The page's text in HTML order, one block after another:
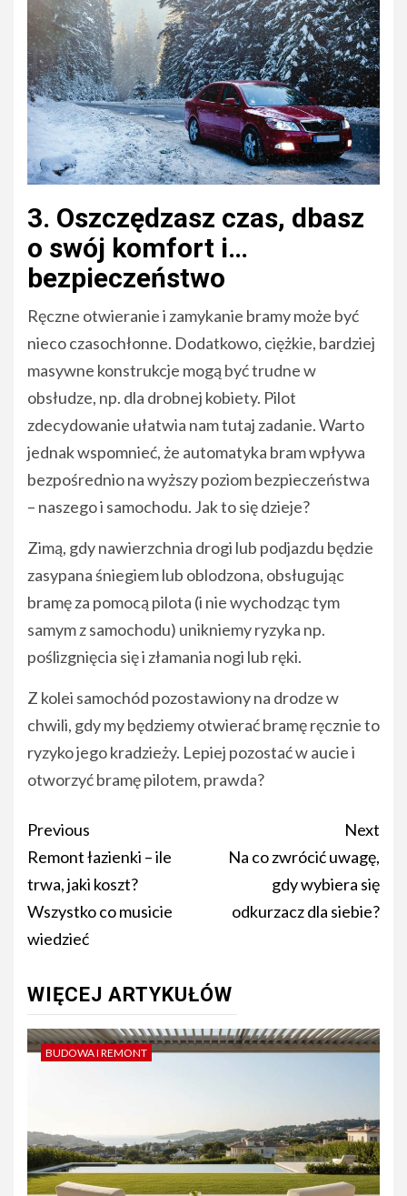
3. Oszczędzasz czas, dbasz
o swój komfort i…
bezpieczeństwo
Ręczne otwieranie i zamykanie bramy może być
nieco czasochłonne. Dodatkowo, ciężkie, bardziej
masywne konstrukcje mogą być trudne w
obsłudze, np. dla drobnej kobiety. Pilot
zdecydowanie ułatwia nam tutaj zadanie. Warto
jednak wspomnieć, że automatyka bram wpływa
bezpośrednio na wyższy poziom bezpieczeństwa
– naszego i samochodu. Jak to się dzieje?
Zimą, gdy nawierzchnia drogi lub podjazdu będzie
zasypana śniegiem lub oblodzona, obsługując
bramę za pomocą pilota (i nie wychodząc tym
samym z samochodu) unikniemy ryzyka np.
poślizgnięcia się i złamania nogi lub ręki.
Z kolei samochód pozostawiony na drodze w
chwili, gdy my będziemy otwierać bramę ręcznie to
ryzyko jego kradzieży. Lepiej pozostać w aucie i
otworzyć bramę pilotem, prawda?
Post
navigation
Previous
Remont łazienki – ile
trwa, jaki koszt?
Wszystko co musicie
wiedzieć
Next
Na co zwrócić uwagę,
gdy wybiera się
odkurzacz dla siebie?
WIĘCEJ ARTYKUŁÓW
BUDOWA I REMONT